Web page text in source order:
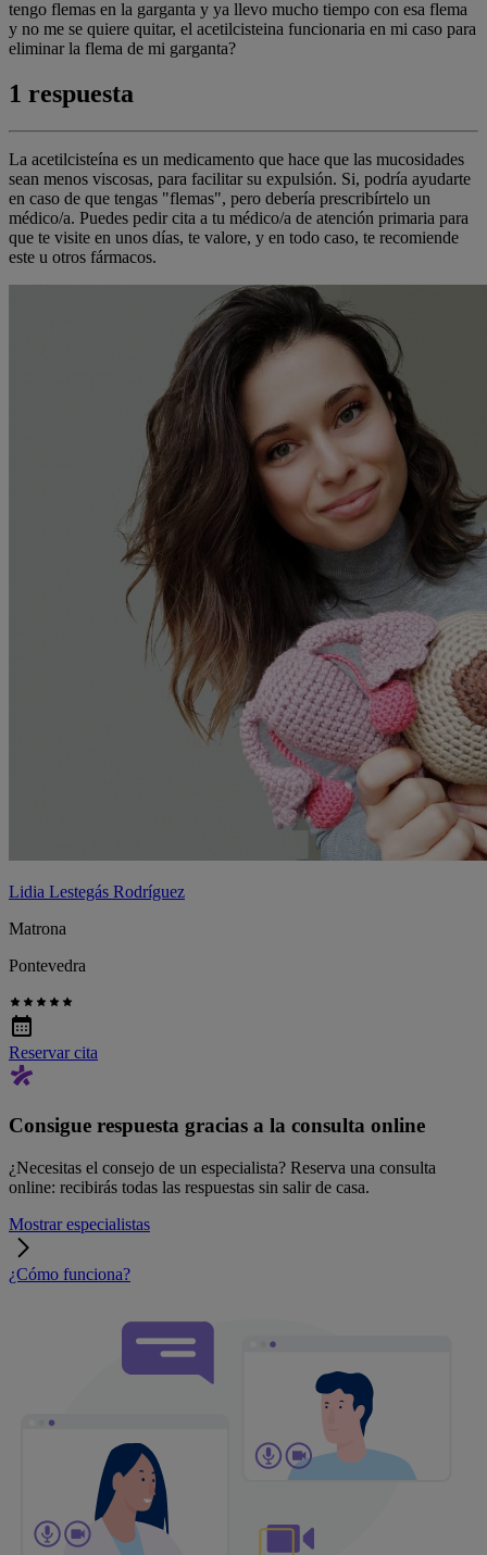
tengo flemas en la garganta y ya llevo mucho tiempo con esa flema
y no me se quiere quitar, el acetilcisteina funcionaria en mi caso para
eliminar la flema de mi garganta?
1 respuesta
La acetilcisteína es un medicamento que hace que las mucosidades
sean menos viscosas, para facilitar su expulsión. Si, podría ayudarte
en caso de que tengas "flemas", pero debería prescribírtelo un
médico/a. Puedes pedir cita a tu médico/a de atención primaria para
que te visite en unos días, te valore, y en todo caso, te recomiende
este u otros fármacos.
Lidia Lestegás Rodríguez
Matrona
Pontevedra
Reservar cita
Consigue respuesta gracias a la consulta online
¿Necesitas el consejo de un especialista? Reserva una consulta
online: recibirás todas las respuestas sin salir de casa.
Mostrar especialistas
¿Cómo funciona?